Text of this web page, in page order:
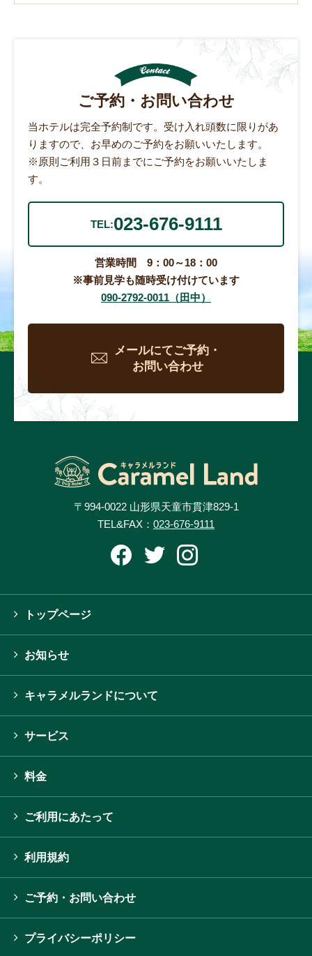
ご予約・お問い合わせ
当ホテルは完全予約制です。受け入れ頭数に限りがあ
りますので、お早めのご予約をお願いいたします。
※原則ご利用３日前までにご予約をお願いいたしま
す。
TEL:023-676-9111
営業時間 9：00～18：00
※事前見学も随時受け付けています
090-2792-0011（田中）
メールにてご予約・
お問い合わせ
〒994-0022 山形県天童市貫津829-1
TEL&FAX： 023-676-9111
トップページ
お知らせ
キャラメルランドについて
サービス
料金
ご利用にあたって
利用規約
ご予約・お問い合わせ
プライバシーポリシー